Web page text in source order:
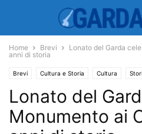
Home Brevi
Lonato del Garda
anni di storia
Brevi Cultura e Storia Cultura
Lonato del
Monumento ai